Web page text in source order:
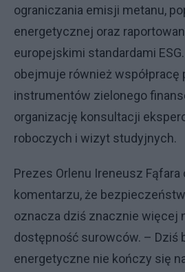
ograniczania emisji metanu,
energetycznej oraz
europejskimi standardami
obejmuje również współpracę
instrumentów zielonego
organizację konsultacji
roboczych i wizyt studyjnych.
Prezes Orlenu Ireneusz Fąfara
komentarzu, że
oznacza dziś znacznie więcej
dostępność surowców. – Dziś
energetyczne nie kończy się